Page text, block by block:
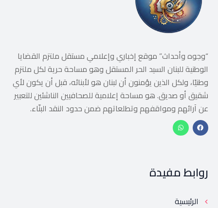
“وجوه وأحداث” موقع إخباري وإعلامي مستقل ملتزم القضايا
الوطنية للبنان السيد الحر المستقل وهو مساحة حرية لكل ملتزم
وطنيًا، ولكل الذين يؤمنون أن لبنان هو لأبنائه، قبل أن يكون لأي
شقيق أو صديق. هو مساحة إعلامية للصحافيين الناشئين للتعبير
عن آرائهم ومواقفهم وتطلعاتهم ضمن حدود النقد البنّاء.
روابط مفيدة
الرئيسية